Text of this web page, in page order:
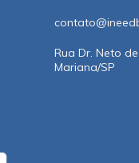
Rua Dr. Neto
Mariana/SP